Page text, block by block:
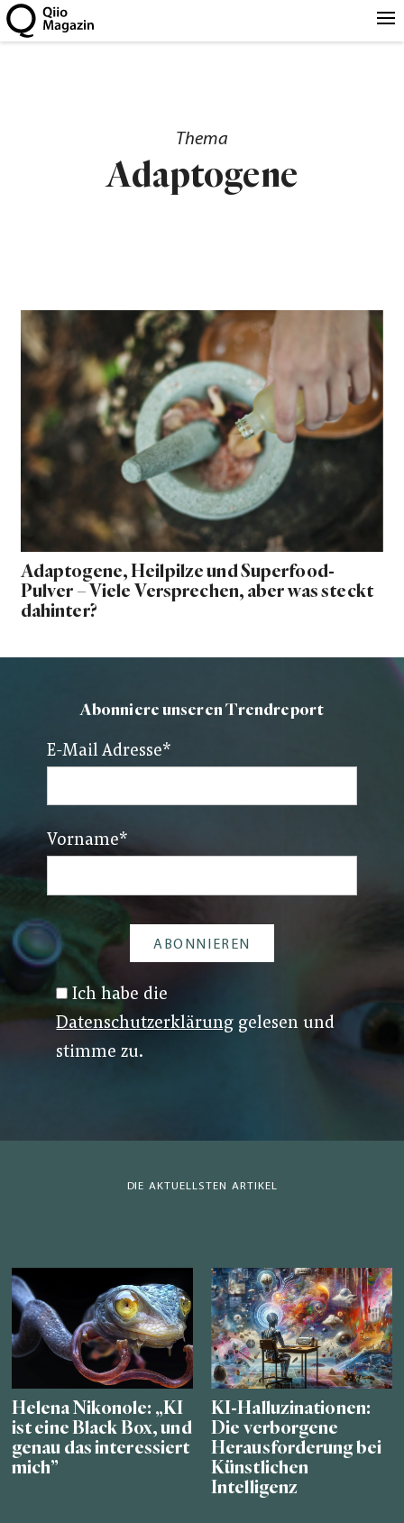
Thema
Adaptogene
Adaptogene, Heilpilze und Superfood-
Pulver – Viele Versprechen, aber was steckt
dahinter?
Abonniere unseren Trendreport
E-Mail Adresse*
Vorname*
Ich habe die
Datenschutzerklärung gelesen und
stimme zu.
DIE AKTUELLSTEN ARTIKEL
Helena Nikonole: „KI
ist eine Black Box, und
genau das interessiert
mich”
KI-Halluzinationen:
Die verborgene
Herausforderung bei
Künstlichen
Intelligenz